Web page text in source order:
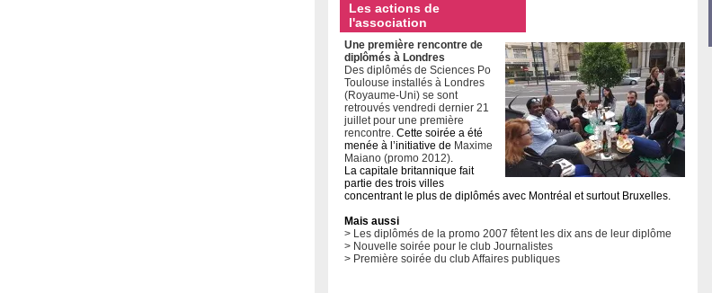
Les actions de
l'association
Une première rencontre de
diplômés à Londres
Des diplômés de Sciences Po
Toulouse installés à Londres
(Royaume-Uni) se sont
retrouvés vendredi dernier 21
juillet pour une première
rencontre. Cette soirée a été
menée à l’initiative de Maxime
Maiano (promo 2012).
La capitale britannique fait
partie des trois villes
concentrant le plus de diplômés avec Montréal et surtout Bruxelles.
Mais aussi
> Les diplômés de la promo 2007 fêtent les dix ans de leur diplôme
> Nouvelle soirée pour le club Journalistes
> Première soirée du club Affaires publiques